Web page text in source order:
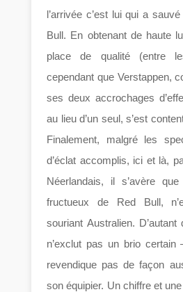
l’arrivée c’est lui qui a
Bull. En obtenant de haute
place de qualité (entre
cependant que Verstappen,
ses deux accrochages
au lieu d’un seul, s’est
Finalement, malgré les
d’éclat accomplis, ici et là,
Néerlandais, il s’avère
fructueux de Red Bull,
souriant Australien.
n’exclut pas un brio certain
revendique pas de façon
son équipier. Un chiffre et